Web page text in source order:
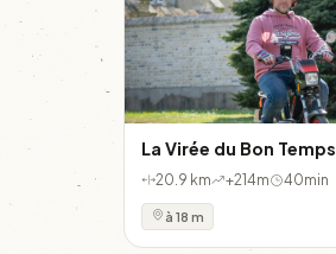
La Virée du Bon Temps
20.9 km +214m 40min
à 18 m